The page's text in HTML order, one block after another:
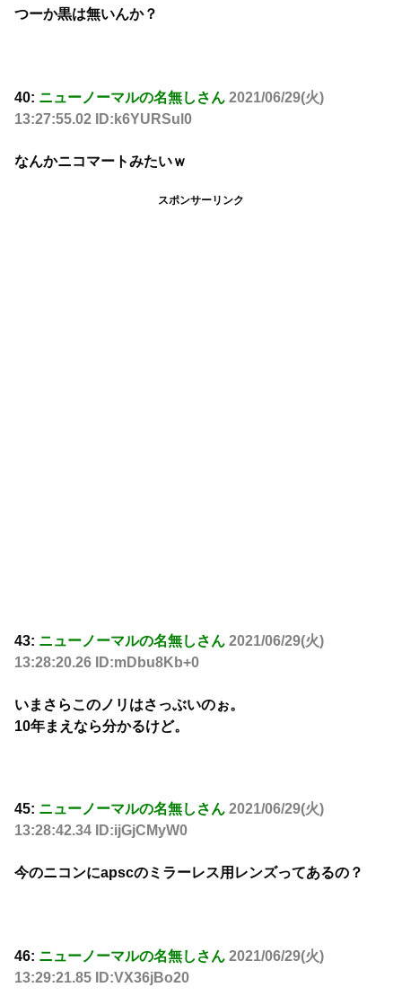
つーか黒は無いんか？
40: ニューノーマルの名無しさん 2021/06/29(火)
13:27:55.02 ID:k6YURSul0
なんかニコマートみたいｗ
スポンサーリンク
43: ニューノーマルの名無しさん 2021/06/29(火)
13:28:20.26 ID:mDbu8Kb+0
いまさらこのノリはさっぶいのぉ。
10年まえなら分かるけど。
45: ニューノーマルの名無しさん 2021/06/29(火)
13:28:42.34 ID:ijGjCMyW0
今のニコンにapscのミラーレス用レンズってあるの？
46: ニューノーマルの名無しさん 2021/06/29(火)
13:29:21.85 ID:VX36jBo20